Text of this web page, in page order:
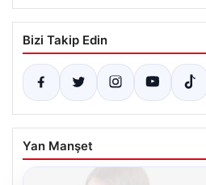
Bizi Takip Edin
Yan Manşet